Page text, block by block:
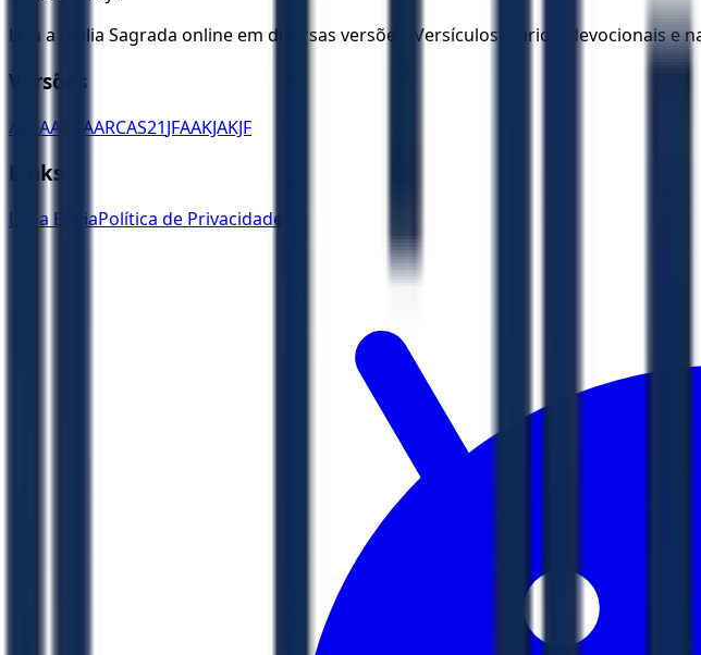
Leia a Bíblia Sagrada online em diversas versões. Versículos diários, devocionais e
Versões
ACFAA ARAARCAS21JFAAKJAKJF
Links
Ler a BíbliaPolítica de Privacidade